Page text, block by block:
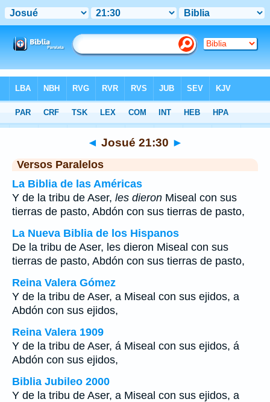
>Josué > Capítulo 21> Verso 30
◄ Josué 21:30 ►
Versos Paralelos
La Biblia de las Américas
Y de la tribu de Aser, les dieron Miseal con sus
tierras de pasto, Abdón con sus tierras de pasto,
La Nueva Biblia de los Hispanos
De la tribu de Aser, les dieron Miseal con sus
tierras de pasto, Abdón con sus tierras de pasto,
Reina Valera Gómez
Y de la tribu de Aser, a Miseal con sus ejidos, a
Abdón con sus ejidos,
Reina Valera 1909
Y de la tribu de Aser, á Miseal con sus ejidos, á
Abdón con sus ejidos,
Biblia Jubileo 2000
Y de la tribu de Aser, a Miseal con sus ejidos, a